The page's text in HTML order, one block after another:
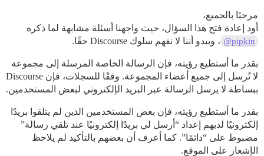
مرحبًا بالجميع،
أود إعادة فتح هذا السؤال، حيث واجهنا أسئلة مشابهة لما ذكره
@pipkin ، ويبدو أننا لا نفهم سلوك Discourse حقًا.
بقدر ما أستطيع رؤيته، فإن الرسالة الخاصة المرسلة إلى مجموعة
لا تُرسل إلى جميع أعضاء المجموعة. وفقًا للسجلات، فإن Discourse
ببساطة لا يرسل الرسالة عبر البريد الإلكتروني لبعض المستخدمين.
بقدر ما أستطيع رؤيته، فإن بعض المستخدمين الذين لم يتلقوا بريدًا
إلكترونيًا لديهم إعداد “أرسل لي بريدًا إلكترونيًا عند تلقي رسالة”
مضبوط على “دائمًا”. كما أعرف أن بعضهم بالتأكيد لم يلاحظ
الإشعار على الموقع.